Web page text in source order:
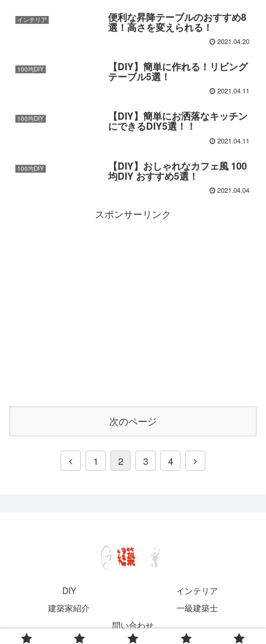
インテリア 便利な昇降テーブルのおすすめ8
選！高さを変えられる！
2021.04.20
100均DIY 【DIY】簡単に作れる！リビング
テーブル5選！
2021.04.11
100均DIY 【DIY】簡単にお洒落なキッチン
にできるDIY5選！！
2021.04.11
100均DIY 【DIY】おしゃれなカフェ風 100
均DIY おすすめ5選！
2021.04.04
スポンサーリンク
次のページ
1 2 3 4
DIY
インテリア
建築家紹介
一級建築士
問い合わせ